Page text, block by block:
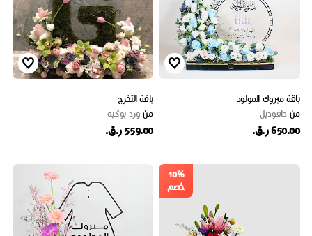
باقة مبروك المولود
من دافوديل
650.00 ر.ق.
باقة التخرج
منورد بوكيه
559.00 ر.ق.
10%
خصم